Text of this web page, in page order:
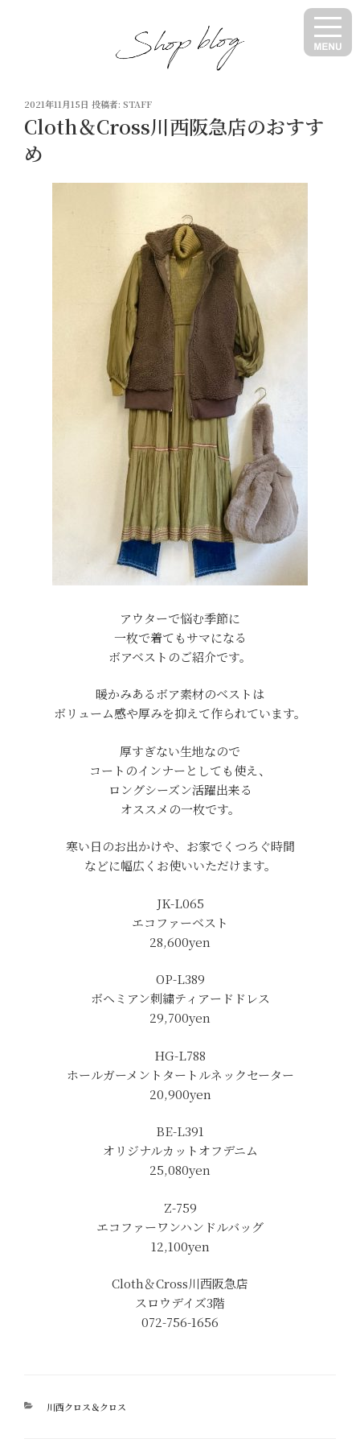
投
稿
日:
2021年11月15日 投稿者: STAFF
Cloth＆Cross川西阪急店のおすす
め
アウターで悩む季節に
一枚で着てもサマになる
ボアベストのご紹介です。
暖かみあるボア素材のベストは
ボリューム感や厚みを抑えて作られています。
厚すぎない生地なので
コートのインナーとしても使え、
ロングシーズン活躍出来る
オススメの一枚です。
寒い日のお出かけや、お家でくつろぐ時間
などに幅広くお使いいただけます。
JK-L065
エコファーベスト
28,600yen
OP-L389
ボヘミアン刺繍ティアードドレス
29,700yen
HG-L788
ホールガーメントタートルネックセーター
20,900yen
BE-L391
オリジナルカットオフデニム
25,080yen
Z-759
エコファーワンハンドルバッグ
12,100yen
Cloth＆Cross川西阪急店
スロウデイズ3階
072-756-1656
カ
川西クロス＆クロス